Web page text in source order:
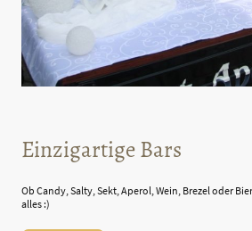
Einzigartige Bars
Ob Candy, Salty, Sekt, Aperol, Wein, Brezel oder
alles :)